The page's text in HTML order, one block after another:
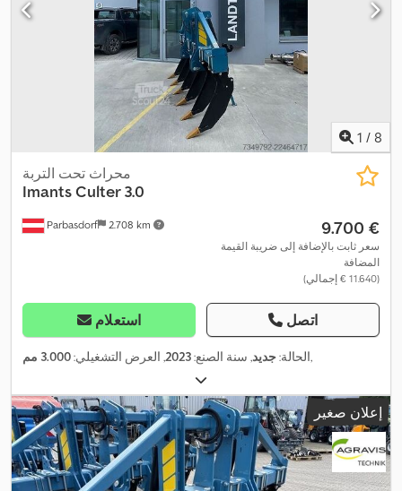
1 / 8
Parbasdorf 2.708 km
محراث تحت التربة
ImantsCulter 3.0
‏9.700 €
سعر ثابت بالإضافة إلى ضريبة القيمة
المضافة
(‏11.640 € إجمالي)
استعلام اتصل
الحالة:جديد, سنة الصنع:2023, العرض التشغيلي:3.000 مم ,
إعلان صغير